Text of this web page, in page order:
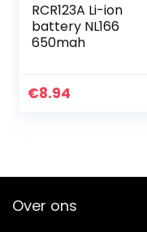
RCR123A Li-ion
battery NL166
650mah
€8.94
Over ons